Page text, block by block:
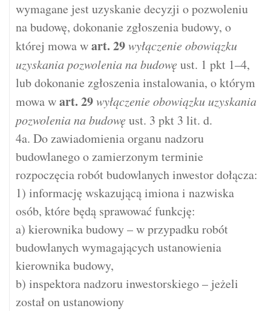
wymagane jest uzyskanie decyzji o pozwoleniu
na budowę, dokonanie zgłoszenia budowy, o
której mowa wart. 29wyłączenie obowiązku
uzyskania pozwolenia na budowę ust. 1 pkt 1–4,
lub dokonanie zgłoszenia instalowania, o którym
mowa wart. 29wyłączenie obowiązku uzyskania
pozwolenia na budowę ust. 3 pkt 3 lit. d.
4a. Do zawiadomienia organu nadzoru
budowlanego o zamierzonym terminie
rozpoczęcia robót budowlanych inwestor dołącza:
1) informację wskazującą imiona i nazwiska
osób, które będą sprawować funkcję:
a) kierownika budowy – w przypadku robót
budowlanych wymagających ustanowienia
kierownika budowy,
b) inspektora nadzoru inwestorskiego – jeżeli
został on ustanowiony